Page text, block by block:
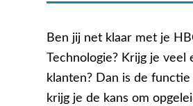
Ben jij net klaar met je
Technologie? Krijg je
klanten? Dan is de
krijg je de kans om